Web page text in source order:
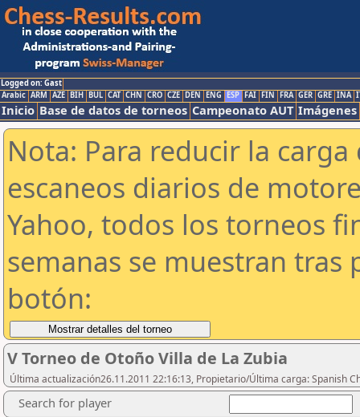
Logged on: Gast
Arabic ARM AZE BIH BUL CAT CHN CRO CZE DEN ENG ESP FAI FIN FRA GER GRE INA
Inicio Base de datos de torneos Campeonato AUT Imágenes
Nota: Para reducir la
escaneos diarios de
Yahoo, todos los torneos
semanas se muestran tras
botón:
V Torneo de Otoño Villa de La Zubia
Última actualización26.11.2011 22:16:13, Propietario/Última carga: Spanish
Search for player